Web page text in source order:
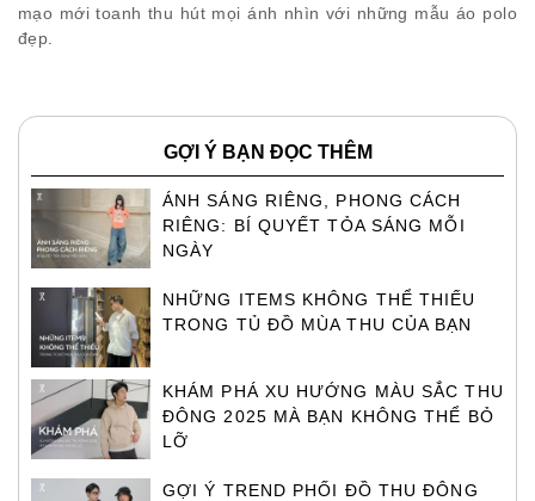
mạo mới toanh thu hút mọi ánh nhìn với những mẫu áo polo
đẹp.
GỢI Ý BẠN ĐỌC THÊM
ÁNH SÁNG RIÊNG, PHONG CÁCH
RIÊNG: BÍ QUYẾT TỎA SÁNG MỖI
NGÀY
NHỮNG ITEMS KHÔNG THỂ THIẾU
TRONG TỦ ĐỒ MÙA THU CỦA BẠN
KHÁM PHÁ XU HƯỚNG MÀU SẮC THU
ĐÔNG 2025 MÀ BẠN KHÔNG THỂ BỎ
LỠ
GỢI Ý TREND PHỐI ĐỒ THU ĐÔNG